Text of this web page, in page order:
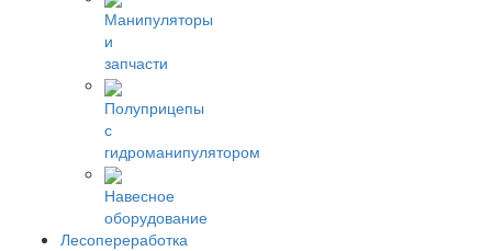
Манипуляторы
и
запчасти
Полуприцепы
с
гидроманипулятором
Навесное
оборудование
Лесопереработка